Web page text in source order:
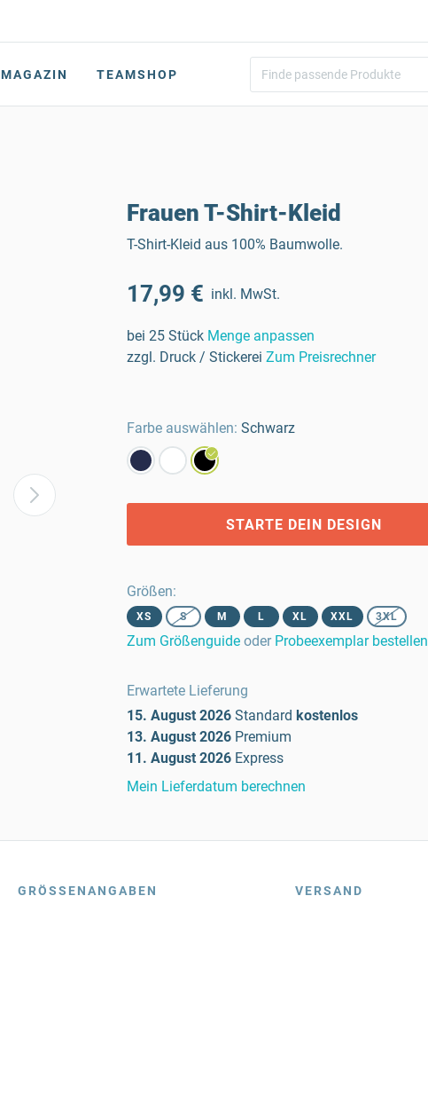
MAGAZIN TEAMSHOP
Frauen T-Shirt-Kleid
T-Shirt-Kleid aus 100% Baumwolle.
17,99 € inkl. MwSt.
bei 25 Stück Menge anpassen
zzgl. Druck / Stickerei Zum Preisrechner
Farbe auswählen: Schwarz
STARTE DEIN DESIGN
Größen:
XS S M L XL XXL 3XL
Zum Größenguide oder Probeexemplar bestellen
Erwartete Lieferung
15. August 2026 Standard kostenlos
13. August 2026 Premium
11. August 2026 Express
Mein Lieferdatum berechnen
GRÖSSENANGABEN VERSAND